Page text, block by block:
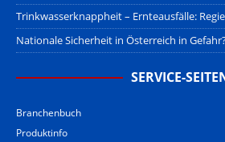
Trinkwasserknappheit – Ernteausfälle:
Nationale Sicherheit in Österreich in
SERVICE-
Branchenbuch
Produktinfo